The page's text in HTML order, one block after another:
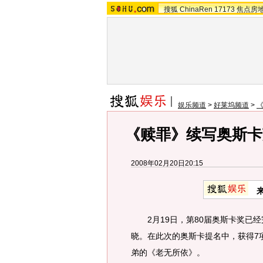
搜狐 ChinaRen 17173 焦点房
娱乐频道 > 好莱坞频道 >
《赎罪》续写奥斯
2008年02月20日20:15
2月19日，第80届奥斯卡奖已经
晓。在此次的奥斯卡提名中，获得
弟的《老无所依》。